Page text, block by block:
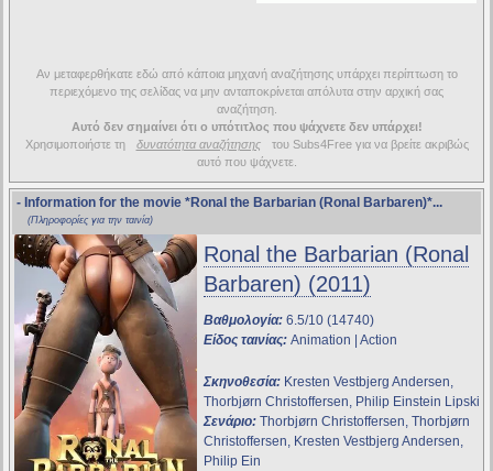
Αν μεταφερθήκατε εδώ από κάποια μηχανή αναζήτησης υπάρχει περίπτωση το
περιεχόμενο της σελίδας να μην ανταποκρίνεται απόλυτα στην αρχική σας
αναζήτηση.
Αυτό δεν σημαίνει ότι ο υπότιτλος που ψάχνετε δεν υπάρχει!
Χρησιμοποιήστε τη
δυνατότητα αναζήτησης
του Subs4Free για να βρείτε ακριβώς
αυτό που ψάχνετε.
- Information for the movie *Ronal the Barbarian (Ronal Barbaren)*...
(Πληροφορίες για την ταινία)
Ronal the Barbarian (Ronal
Barbaren) (2011)
Βαθμολογία: 6.5/10 (14740)
Είδος ταινίας: Animation | Action
Σκηνοθεσία: Kresten Vestbjerg Andersen,
Thorbjørn Christoffersen, Philip Einstein Lipski
Σενάριο: Thorbjørn Christoffersen, Thorbjørn
Christoffersen, Kresten Vestbjerg Andersen,
Philip Ein